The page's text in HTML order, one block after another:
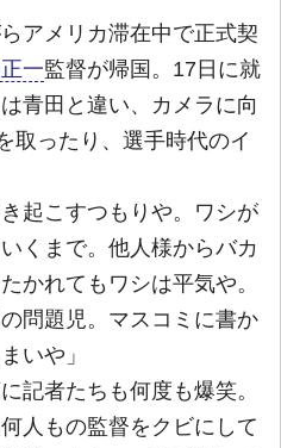
アメリカ滞在中で正式契
一監督が帰国。17日に就
青田と違い、カメラに向
取ったり、選手時代のイ
起こすつもりや。ワシが
くまで。他人様からバカ
かれてもワシは平気や。
問題児。マスコミに書か
いや」
記者たちも何度も爆笑。
人もの監督をクビにして